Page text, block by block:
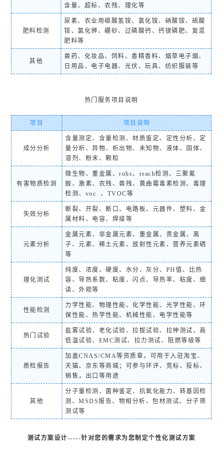
含量、超标、农残、理化等
肥料检测
尿素、农业用碳酸氢铵、氯化铵、硝酸铵、硫酸
铵、氯化钾、硼砂、过磷酸钙、钙镁磷肥、复混
肥料等
其他
兽药、化妆品、饲料、香精香料、烟草电子烟、
日用品、电子电器、光伏、玩具、纺织服装等
热门服务项目说明
项目 项目说明
成分分析
含量测定、含量检测、材质鉴定、定性分析、定
量分析、异物、析出物、未知物、液体、固体、
溶剂、粉末、颗粒
有害物质检测
微生物、重金属、rohs、reach检测、三聚氰
胺、激素、农残、兽残、黄曲霉毒素检测、毒理
检测、voc 、TVOC等
失效分析
断裂、开裂、断口、电路板、元器件、塑料、金
属材料、电容、焊接等
元素分析
金属元素、非金属元素、重金属、贵金属、离
子、元素、稀土元素、放射性元素、营养元素硒
等
理化测试
纯度、浓度、硬度、水分、灰分、PH值、比热
容、导热系数、粘度、闪点、导热率、粘度、细
读、外观等
性能检测
力学性能、物理性能、化学性能、光学性能、环
保性能、热学性能、机械性能、电学性能等
热门试验
盐雾试验、老化试验、拉拔试验、拉伸测试、高
低温试验、EMC测试、拉力测试、阻燃等级等
质检报告
加盖CNAS/CMA等资质章，可用于入驻淘宝、
天猫、京东等商城；可参与环评、竞标、投标、
销售，出口等用途
其他
分子量检测、菌种鉴定、抗氧化能力、转基因检
测、MSDS报告、物相分析、包材测试、分子筛
测试等
测试方案设计-----针对您的需求为您制定个性化测试方案